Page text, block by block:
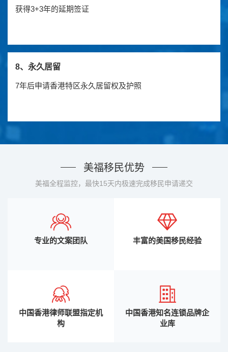
获得3+3年的延期签证
8、永久居留
7年后申请香港特区永久居留权及护照
美福移民优势
美福全程监控，最快15天内极速完成移民申请递交
专业的文案团队 丰富的美国移民经验
中国香港律师联盟指定机
构
中国香港知名连锁品牌企
业库